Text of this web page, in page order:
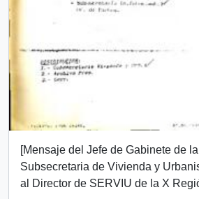
[Mensaje del Jefe de Gabinete de la
Subsecretaria de Vivienda y
al Director de SERVIU de la X